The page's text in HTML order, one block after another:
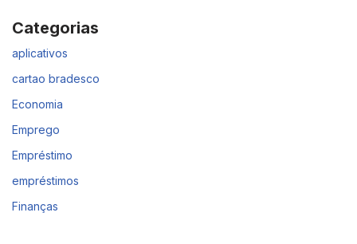
Categorias
aplicativos
cartao bradesco
Economia
Emprego
Empréstimo
empréstimos
Finanças